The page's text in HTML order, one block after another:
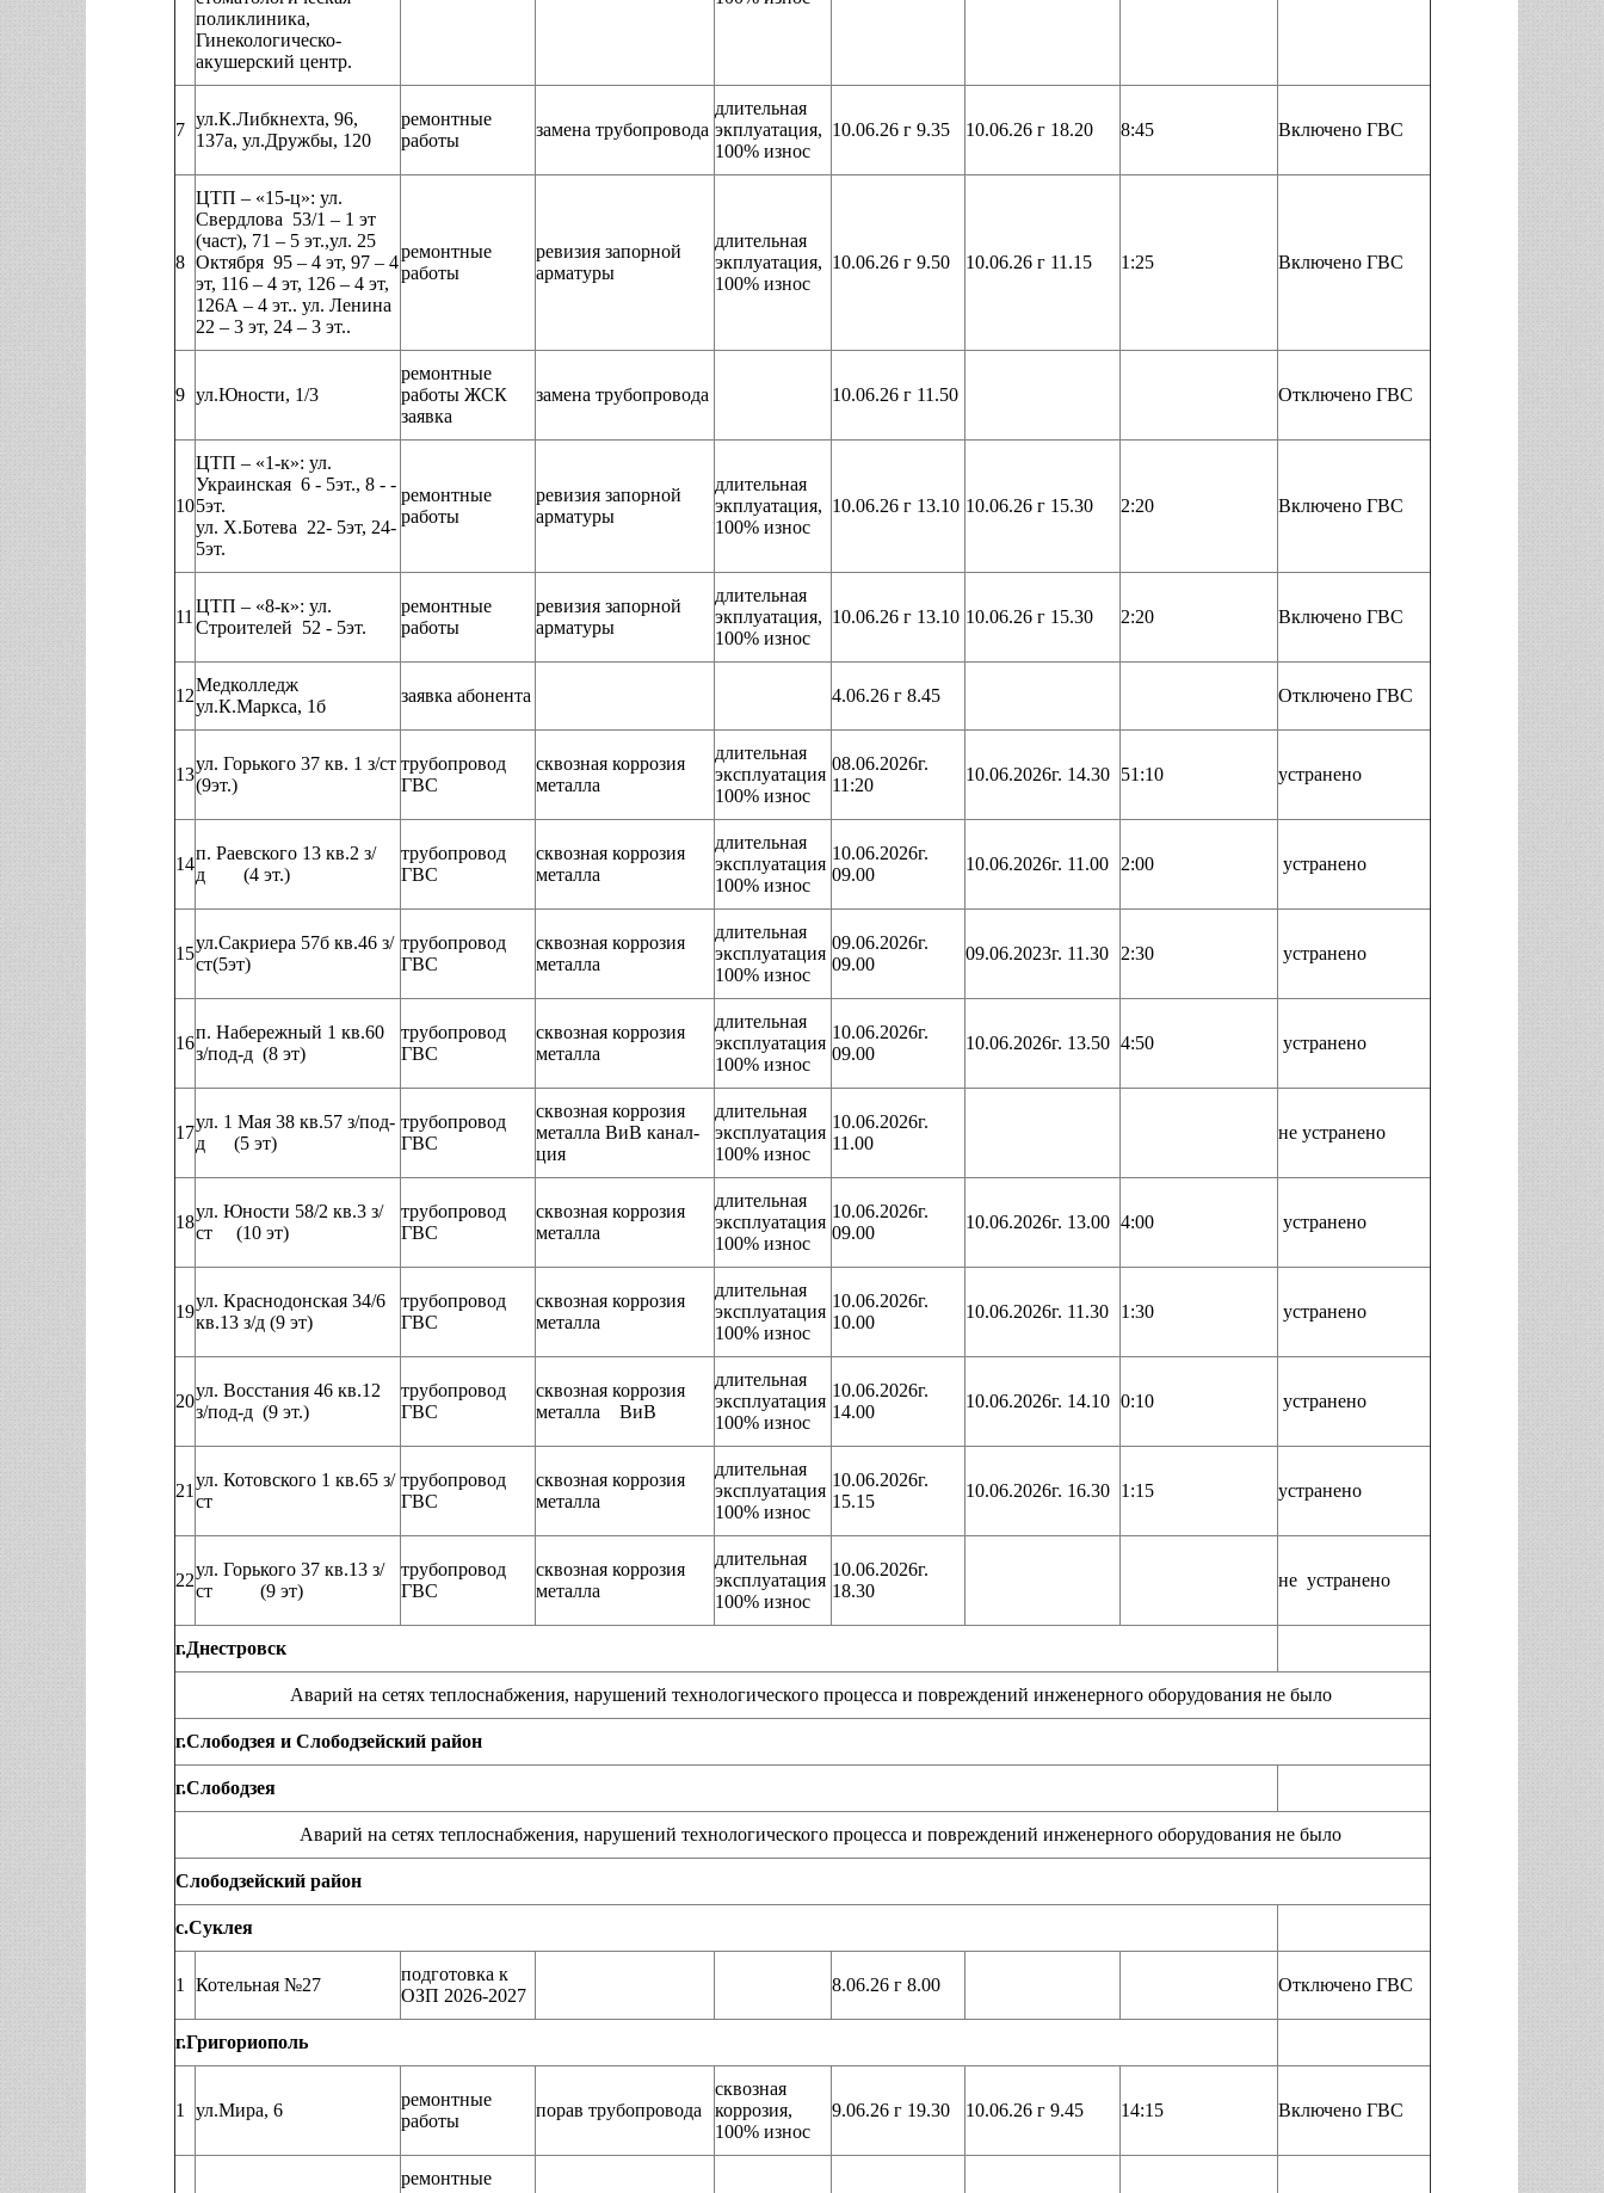
поликлиника,
Гинекологическо-
акушерский центр.
7
ул.К.Либкнехта, 96,
137а, ул.Дружбы, 120
ремонтные
работы
замена трубопровода
длительная
экплуатация,
100% износ
10.06.26 г 9.35 10.06.26 г 18.20 8:45 Включено ГВС
8
ЦТП – «15-ц»: ул.
Свердлова 53/1 – 1 эт
(част), 71 – 5 эт.,ул. 25
Октября 95 – 4 эт, 97 – 4
эт, 116 – 4 эт, 126 – 4 эт,
126А – 4 эт.. ул. Ленина
22 – 3 эт, 24 – 3 эт..
ремонтные
работы
ревизия запорной
арматуры
длительная
экплуатация,
100% износ
10.06.26 г 9.50 10.06.26 г 11.15 1:25 Включено ГВС
9 ул.Юности, 1/3
ремонтные
работы ЖСК
заявка
замена трубопровода 10.06.26 г 11.50 Отключено ГВС
10
ЦТП – «1-к»: ул.
Украинская 6 - 5эт., 8 - -
5эт.
ул. Х.Ботева 22- 5эт, 24-
5эт.
ремонтные
работы
ревизия запорной
арматуры
длительная
экплуатация,
100% износ
10.06.26 г 13.10 10.06.26 г 15.30 2:20 Включено ГВС
11
ЦТП – «8-к»: ул.
Строителей 52 - 5эт.
ремонтные
работы
ревизия запорной
арматуры
длительная
экплуатация,
100% износ
10.06.26 г 13.10 10.06.26 г 15.30 2:20 Включено ГВС
12
Медколледж
ул.К.Маркса, 1б
заявка абонента 4.06.26 г 8.45 Отключено ГВС
13
ул. Горького 37 кв. 1 з/ст
(9эт.)
трубопровод
ГВС
сквозная коррозия
металла
длительная
эксплуатация
100% износ
08.06.2026г.
11:20
10.06.2026г. 14.30 51:10 устранено
14
п. Раевского 13 кв.2 з/
д (4 эт.)
трубопровод
ГВС
сквозная коррозия
металла
длительная
эксплуатация
100% износ
10.06.2026г.
09.00
10.06.2026г. 11.00 2:00 устранено
15
ул.Сакриера 57б кв.46 з/
ст(5эт)
трубопровод
ГВС
сквозная коррозия
металла
длительная
эксплуатация
100% износ
09.06.2026г.
09.00
09.06.2023г. 11.30 2:30 устранено
16
п. Набережный 1 кв.60
з/под-д (8 эт)
трубопровод
ГВС
сквозная коррозия
металла
длительная
эксплуатация
100% износ
10.06.2026г.
09.00
10.06.2026г. 13.50 4:50 устранено
17
ул. 1 Мая 38 кв.57 з/под-
д (5 эт)
трубопровод
ГВС
сквозная коррозия
металла ВиВ канал-
ция
длительная
эксплуатация
100% износ
10.06.2026г.
11.00
не устранено
18
ул. Юности 58/2 кв.3 з/
ст (10 эт)
трубопровод
ГВС
сквозная коррозия
металла
длительная
эксплуатация
100% износ
10.06.2026г.
09.00
10.06.2026г. 13.00 4:00 устранено
19
ул. Краснодонская 34/6
кв.13 з/д (9 эт)
трубопровод
ГВС
сквозная коррозия
металла
длительная
эксплуатация
100% износ
10.06.2026г.
10.00
10.06.2026г. 11.30 1:30 устранено
20
ул. Восстания 46 кв.12
з/под-д (9 эт.)
трубопровод
ГВС
сквозная коррозия
металла ВиВ
длительная
эксплуатация
100% износ
10.06.2026г.
14.00
10.06.2026г. 14.10 0:10 устранено
21
ул. Котовского 1 кв.65 з/
ст
трубопровод
ГВС
сквозная коррозия
металла
длительная
эксплуатация
100% износ
10.06.2026г.
15.15
10.06.2026г. 16.30 1:15 устранено
22
ул. Горького 37 кв.13 з/
ст (9 эт)
трубопровод
ГВС
сквозная коррозия
металла
длительная
эксплуатация
100% износ
10.06.2026г.
18.30
не устранено
г.Днестровск
Аварий на сетях теплоснабжения, нарушений технологического процесса и повреждений инженерного оборудования не было
г.Слободзея и Слободзейский район
г.Слободзея
Аварий на сетях теплоснабжения, нарушений технологического процесса и повреждений инженерного оборудования не было
Слободзейский район
с.Суклея
1 Котельная №27
подготовка к
ОЗП 2026-2027
8.06.26 г 8.00 Отключено ГВС
г.Григориополь
1 ул.Мира, 6
ремонтные
работы
порав трубопровода
сквозная
коррозия,
100% износ
9.06.26 г 19.30 10.06.26 г 9.45 14:15 Включено ГВС
ремонтные